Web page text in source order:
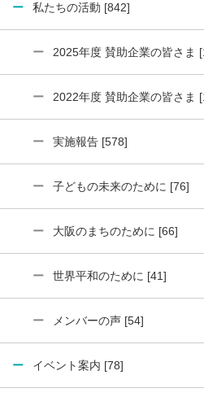
私たちの活動 [842]
2025年度 賛助企業の皆さま
2022年度 賛助企業の皆さま
実施報告 [578]
子どもの未来のために [76]
大阪のまちのために [66]
世界平和のために [41]
メンバーの声 [54]
イベント案内 [78]